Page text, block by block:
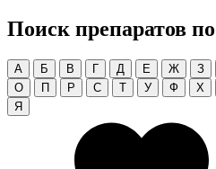
Поиск препаратов
А Б В Г Д Е Ж З
О
П Р С Т У Ф Х
Я